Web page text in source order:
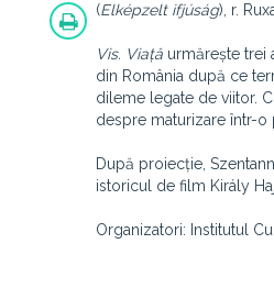
(Elképzelt ifjúság), r.
Vis. Viață urmărește trei
din România după ce
dileme legate de viitor.
despre maturizare într-o
După proiecție,
istoricul de film Király
Organizatori: Institutul